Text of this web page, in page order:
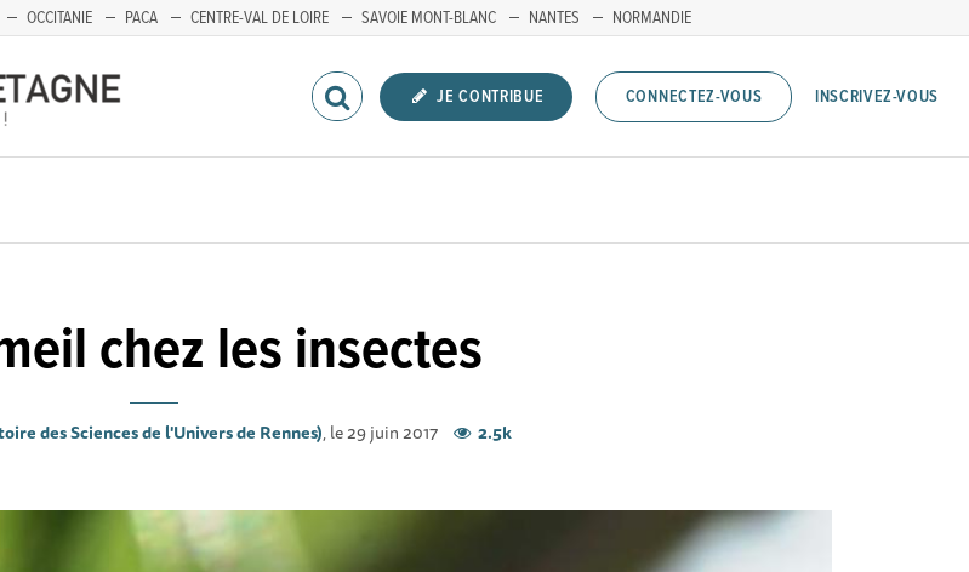
OCCITANIE PACA CENTRE-VAL DE LOIRE SAVOIE MONT-BLANC NANTES NORMANDIE
JE CONTRIBUE CONNECTEZ-VOUS INSCRIVEZ-VOUS
chez les insectes
des Sciences de l'Univers de Rennes), le 29 juin 2017 2.5k